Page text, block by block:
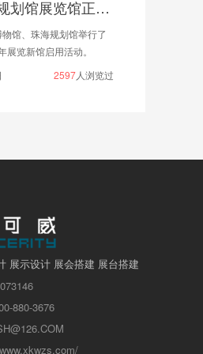
珠海博物馆、珠海规划馆展览馆正式开放!
馆、珠海规划馆举行了
览新馆启用活动。
2597人浏览过
展示设计 展会搭建 展台搭建
880-3676